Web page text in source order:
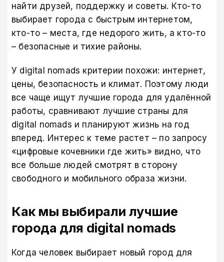
найти друзей, поддержку и советы. Кто-то
выбирает города с быстрым интернетом,
кто-то – места, где недорого жить, а кто-то
– безопасные и тихие районы.
У digital nomads критерии похожи: интернет,
цены, безопасность и климат. Поэтому люди
все чаще ищут лучшие города для удалённой
работы, сравнивают лучшие страны для
digital nomads и планируют жизнь на год
вперед. Интерес к теме растет – по запросу
«цифровые кочевники где жить» видно, что
все больше людей смотрят в сторону
свободного и мобильного образа жизни.
Как мы выбирали лучшие
города для digital nomads
Когда человек выбирает новый город для